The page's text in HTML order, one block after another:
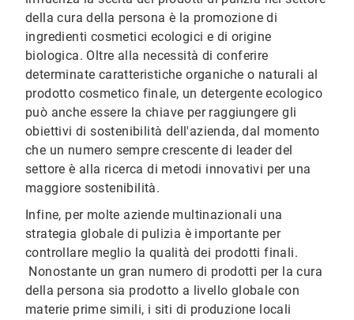
della cura della persona è la promozione di
ingredienti cosmetici ecologici e di origine
biologica. Oltre alla necessità di conferire
determinate caratteristiche organiche o naturali al
prodotto cosmetico finale, un detergente ecologico
può anche essere la chiave per raggiungere gli
obiettivi di sostenibilità dell'azienda, dal momento
che un numero sempre crescente di leader del
settore è alla ricerca di metodi innovativi per una
maggiore sostenibilità.
Infine, per molte aziende multinazionali una
strategia globale di pulizia è importante per
controllare meglio la qualità dei prodotti finali.
Nonostante un gran numero di prodotti per la cura
della persona sia prodotto a livello globale con
materie prime simili, i siti di produzione locali